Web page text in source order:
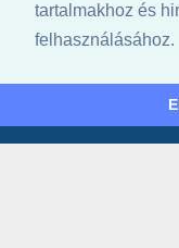
tartalmakhoz és
felhasználásához.